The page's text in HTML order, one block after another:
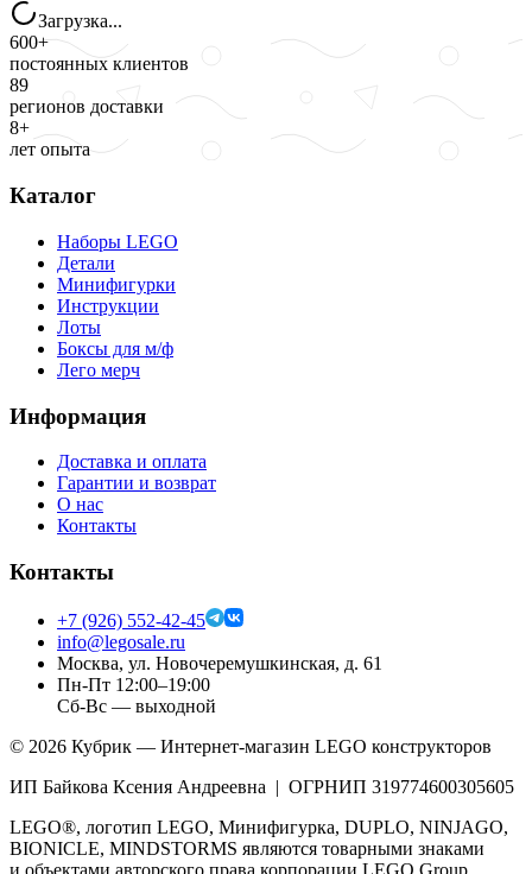
Загрузка...
600+
постоянных клиентов
89
регионов доставки
8+
лет опыта
Каталог
Наборы LEGO
Детали
Минифигурки
Инструкции
Лоты
Боксы для м/ф
Лего мерч
Информация
Доставка и оплата
Гарантии и возврат
О нас
Контакты
Контакты
+7 (926) 552-42-45
info@legosale.ru
Москва, ул. Новочеремушкинская, д. 61
Пн-Пт 12:00–19:00
Сб-Вс — выходной
© 2026 Кубрик — Интернет-магазин LEGO конструкторов
ИП Байкова Ксения Андреевна | ОГРНИП 319774600305605
LEGO®, логотип LEGO, Минифигурка, DUPLO, NINJAGO,
BIONICLE, MINDSTORMS являются товарными знаками
и объектами авторского права корпорации LEGO Group.